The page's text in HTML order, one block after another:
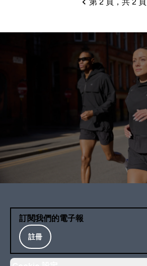
分頁
第 2 頁，共 2 頁
訂閱我們的電子報
註冊